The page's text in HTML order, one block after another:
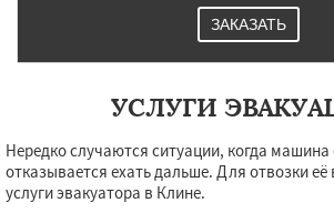
ЗАКАЗАТЬ
УСЛУГИ
Нередко случаются ситуации, когда
отказывается ехать дальше. Для отвозки
услуги эвакуатора в Клине.